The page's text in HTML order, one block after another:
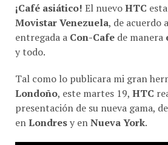
¡Café asiático! El nuevoHTC
Movistar Venezuela, de acuerdo
entregada a Con-Cafe de manera
y todo.
Tal como lo publicara mi gran
Londoño, este martes 19, HTC
presentación de su nueva gama,
enLondresy enNueva York.